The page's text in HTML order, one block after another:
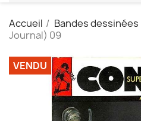
Accueil Bandes dessinées
Journal) 09
VENDU